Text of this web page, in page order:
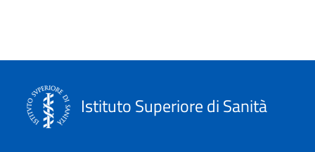
Istituto Superiore di Sanità